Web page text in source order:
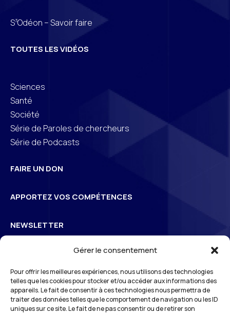
Gérer le consentement
Pour offrir les meilleures expériences, nous utilisons des technologies
telles que les cookies pour stocker et/ou accéder aux informations des
appareils. Le fait de consentir à ces technologies nous permettra de
traiter des données telles que le comportement de navigation ou les ID
uniques sur ce site. Le fait de ne pas consentir ou de retirer son
S3Odéon – Savoir faire
TOUTES LES VIDÉOS
Sciences
Santé
Société
Série de Paroles de chercheurs
Série de Podcasts
FAIRE UN DON
APPORTEZ VOS COMPÉTENCES
NEWSLETTER
S3Odéon